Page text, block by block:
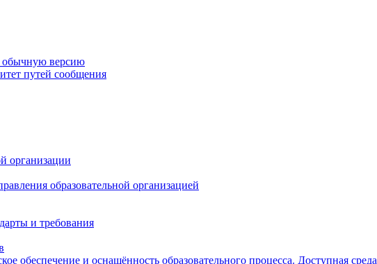
обычную версию
организации
образовательной организацией
и требования
обеспечение и оснащённость образовательного процесса. Доступная среда